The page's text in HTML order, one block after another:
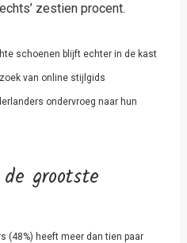
zestien procent.
schoenen blijft echter in de kast
van online stijlgids
ondervroeg naar hun
grootste
(48%) heeft meer dan tien paar